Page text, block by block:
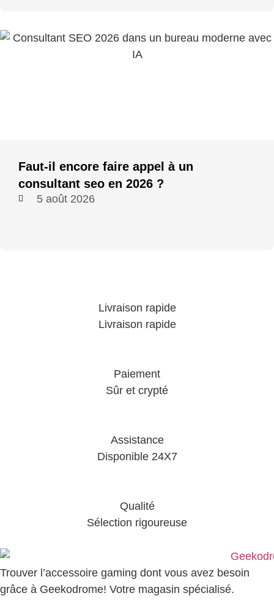
Faut-il encore faire appel à un
consultant seo en 2026 ?
5 août 2026
Livraison rapide
Livraison rapide
Paiement
Sûr et crypté
Assistance
Disponible 24X7
Qualité
Sélection rigoureuse
Trouver l’accessoire gaming dont vous avez besoin
grâce à Geekodrome! Votre magasin spécialisé.